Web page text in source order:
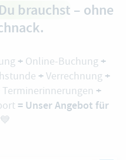
brauchst – ohne
+ Online-Buchung +
+Verrechnung +
Terminerinnerungen +
= Unser Angebot für
💙